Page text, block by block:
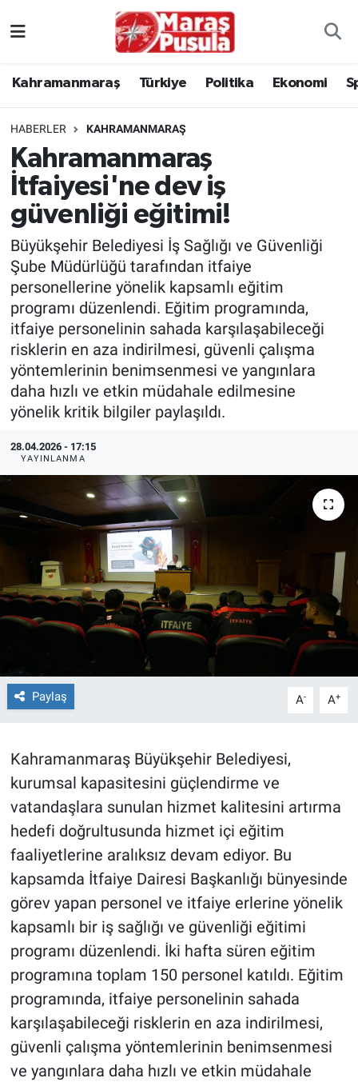
Kahramanmaraş Türkiye Politika Ekonomi
HABERLER KAHRAMANMARAŞ
Kahramanmaraş
İtfaiyesi'ne dev iş
güvenliği eğitimi!
Büyükşehir Belediyesi İş Sağlığı ve Güvenliği
Şube Müdürlüğü tarafından itfaiye
personellerine yönelik kapsamlı eğitim
programı düzenlendi. Eğitim programında,
itfaiye personelinin sahada karşılaşabileceği
risklerin en aza indirilmesi, güvenli çalışma
yöntemlerinin benimsenmesi ve yangınlara
daha hızlı ve etkin müdahale edilmesine
yönelik kritik bilgiler paylaşıldı.
28.04.2026 - 17:15
YAYINLANMA
Paylaş A- A+
Kahramanmaraş Büyükşehir Belediyesi,
kurumsal kapasitesini güçlendirme ve
vatandaşlara sunulan hizmet kalitesini artırma
hedefi doğrultusunda hizmet içi eğitim
faaliyetlerine aralıksız devam ediyor. Bu
kapsamda İtfaiye Dairesi Başkanlığı bünyesinde
görev yapan personel ve itfaiye erlerine yönelik
kapsamlı bir iş sağlığı ve güvenliği eğitimi
programı düzenlendi. İki hafta süren eğitim
programına toplam 150 personel katıldı. Eğitim
programında, itfaiye personelinin sahada
karşılaşabileceği risklerin en aza indirilmesi,
güvenli çalışma yöntemlerinin benimsenmesi
ve yangınlara daha hızlı ve etkin müdahale
Politika
Ekonomi
Spor
Kültür Sanat
Sağlık
TEKNOLOJİ
MAGAZİN
Bilim, Teknoloji
ASAYİŞ
ÇEVRE
HABERDE İNSAN
EĞİTİM
BİLİM VE TEKNOLOJİ
Güvenlik
Bölge
İstanbul Trafik Yoğunluk Haritası
Süper Lig Puan Durumu ve Fikstür
Tüm Manşetler
Son Dakika Haberleri
Haber Arşivi